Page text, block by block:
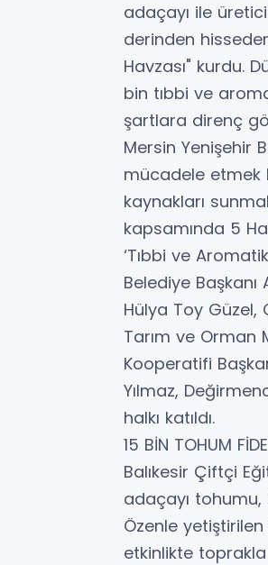
adaçayı ile
derinden
Havzası" kurdu.
bin tıbbi ve
şartlara direnç
Mersin Yenişehir
mücadele
kaynakları
kapsamında 5
‘Tıbbi ve
Belediye
Hülya Toy Güzel,
Tarım ve Orman
Kooperatifi
Yılmaz,
halkı katıldı.
15 BİN TOHUM
Balıkesir Çiftçi
adaçayı
Özenle
etkinlikte